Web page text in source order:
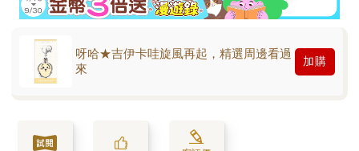
呀哈★吉伊卡哇旋風再起，精選周邊看過
來
加購